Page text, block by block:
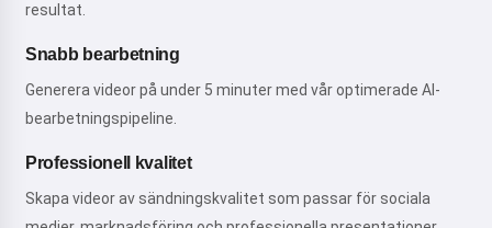
resultat.
Snabb bearbetning
Generera videor på under 5 minuter med vår optimerade AI-
bearbetningspipeline.
Professionell kvalitet
Skapa videor av sändningskvalitet som passar för sociala